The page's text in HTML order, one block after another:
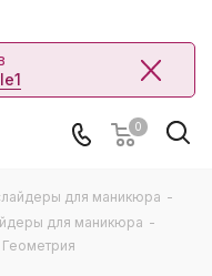
0
для маникюра -
для маникюра -